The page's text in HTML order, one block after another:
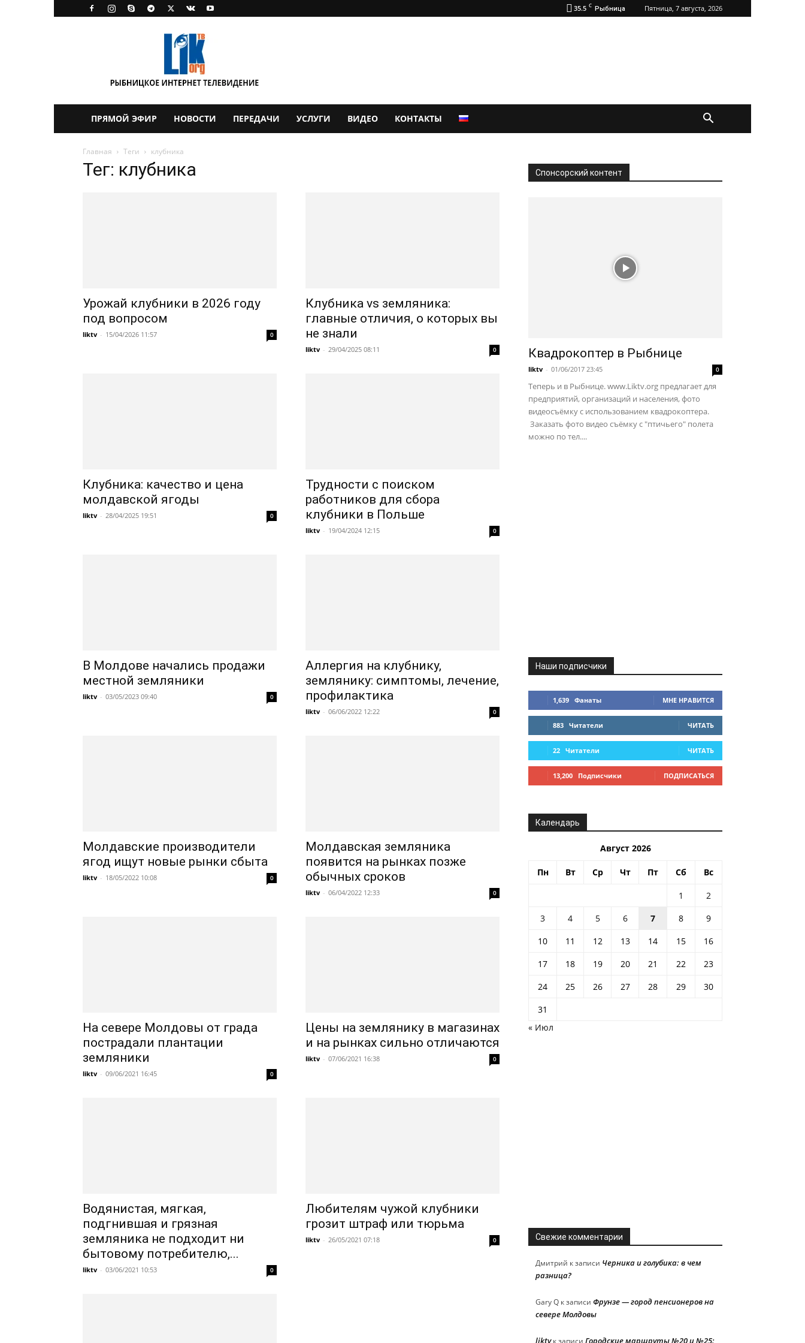
35.5 C Рыбница Пятница, 7 августа, 2026
ПРЯМОЙ ЭФИР НОВОСТИ ПЕРЕДАЧИ УСЛУГИ ВИДЕО КОНТАКТЫ
Главная Теги клубника
Тег: клубника
Урожай клубники в 2026 году
под вопросом
liktv - 15/04/2026 11:57 0
Клубника vs земляника:
главные отличия, о которых вы
не знали
liktv - 29/04/2025 08:11 0
Клубника: качество и цена
молдавской ягоды
liktv - 28/04/2025 19:51 0
Трудности с поиском
работников для сбора
клубники в Польше
liktv - 19/04/2024 12:15 0
В Молдове начались продажи
местной земляники
liktv - 03/05/2023 09:40 0
Аллергия на клубнику,
землянику: симптомы, лечение,
профилактика
liktv - 06/06/2022 12:22 0
Молдавские производители
ягод ищут новые рынки сбыта
liktv - 18/05/2022 10:08 0
Молдавская земляника
появится на рынках позже
обычных сроков
liktv - 06/04/2022 12:33 0
На севере Молдовы от града
пострадали плантации
земляники
liktv - 09/06/2021 16:45 0
Цены на землянику в магазинах
и на рынках сильно отличаются
liktv - 07/06/2021 16:38 0
Водянистая, мягкая,
подгнившая и грязная
земляника не подходит ни
бытовому потребителю,...
liktv - 03/06/2021 10:53 0
Любителям чужой клубники
грозит штраф или тюрьма
liktv - 26/05/2021 07:18 0
Спонсорский контент
Квадрокоптер в Рыбнице
liktv - 01/06/2017 23:45 0
Теперь и в Рыбнице. www.Liktv.org предлагает для
предприятий, организаций и населения, фото
видеосъёмку с использованием квадрокоптера.
Заказать фото видео съёмку с "птичьего" полета
можно по тел....
Наши подписчики
1,639 Фанаты МНЕ НРАВИТСЯ
883 Читатели ЧИТАТЬ
22 Читатели ЧИТАТЬ
13,200 Подписчики ПОДПИСАТЬСЯ
Календарь
Август 2026
Пн Вт Ср Чт Пт Сб Вс
1
2
3
4 5 6 7 8
9
10
11 12 13 14 15
16
17
18 19 20 21 22
23
24
25 26 27 28 29
30
31
« Июл
Свежие комментарии
Дмитрий к записи Черника и голубика: в чем
разница?
Gary Q к записи Фрунзе — город пенсионеров на
севере Молдовы
liktvк записи Городские маршруты №20 и №25: